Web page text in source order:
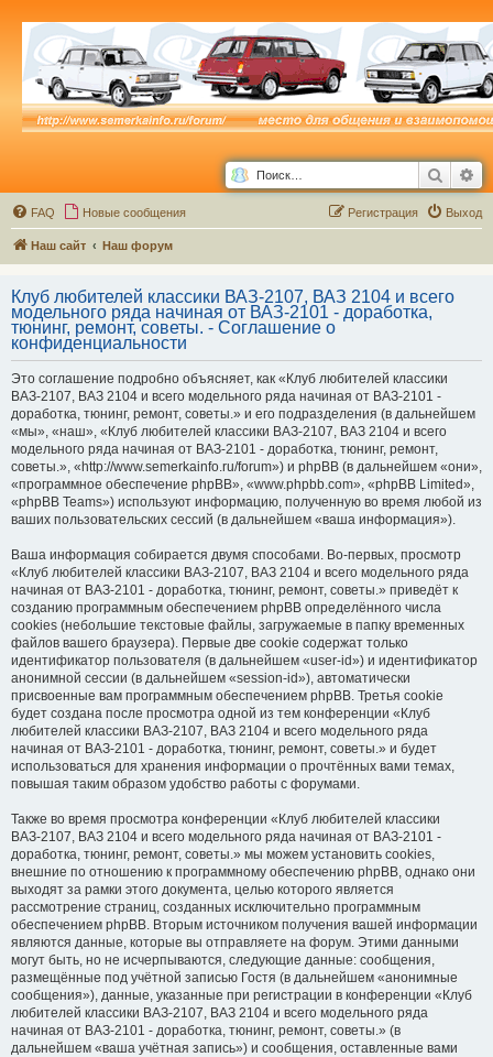
Поиск
FAQ Новые сообщения Выход
Регистрация
Наш сайт Наш форум
Клуб любителей классики ВАЗ-2107, ВАЗ 2104 и всего
модельного ряда начиная от ВАЗ-2101 - доработка,
тюнинг, ремонт, советы. - Соглашение о
конфиденциальности
Это соглашение подробно объясняет, как «Клуб любителей классики
ВАЗ-2107, ВАЗ 2104 и всего модельного ряда начиная от ВАЗ-2101 -
доработка, тюнинг, ремонт, советы.» и его подразделения (в дальнейшем
«мы», «наш», «Клуб любителей классики ВАЗ-2107, ВАЗ 2104 и всего
модельного ряда начиная от ВАЗ-2101 - доработка, тюнинг, ремонт,
советы.», «http://www.semerkainfo.ru/forum») и phpBB (в дальнейшем «они»,
«программное обеспечение phpBB», «www.phpbb.com», «phpBB Limited»,
«phpBB Teams») используют информацию, полученную во время любой из
ваших пользовательских сессий (в дальнейшем «ваша информация»).
Ваша информация собирается двумя способами. Во-первых, просмотр
«Клуб любителей классики ВАЗ-2107, ВАЗ 2104 и всего модельного ряда
начиная от ВАЗ-2101 - доработка, тюнинг, ремонт, советы.» приведёт к
созданию программным обеспечением phpBB определённого числа
cookies (небольшие текстовые файлы, загружаемые в папку временных
файлов вашего браузера). Первые две cookie содержат только
идентификатор пользователя (в дальнейшем «user-id») и идентификатор
анонимной сессии (в дальнейшем «session-id»), автоматически
присвоенные вам программным обеспечением phpBB. Третья cookie
будет создана после просмотра одной из тем конференции «Клуб
любителей классики ВАЗ-2107, ВАЗ 2104 и всего модельного ряда
начиная от ВАЗ-2101 - доработка, тюнинг, ремонт, советы.» и будет
использоваться для хранения информации о прочтённых вами темах,
повышая таким образом удобство работы с форумами.
Также во время просмотра конференции «Клуб любителей классики
ВАЗ-2107, ВАЗ 2104 и всего модельного ряда начиная от ВАЗ-2101 -
доработка, тюнинг, ремонт, советы.» мы можем установить cookies,
внешние по отношению к программному обеспечению phpBB, однако они
выходят за рамки этого документа, целью которого является
рассмотрение страниц, созданных исключительно программным
обеспечением phpBB. Вторым источником получения вашей информации
являются данные, которые вы отправляете на форум. Этими данными
могут быть, но не исчерпываются, следующие данные: сообщения,
размещённые под учётной записью Гостя (в дальнейшем «анонимные
сообщения»), данные, указанные при регистрации в конференции «Клуб
любителей классики ВАЗ-2107, ВАЗ 2104 и всего модельного ряда
начиная от ВАЗ-2101 - доработка, тюнинг, ремонт, советы.» (в
дальнейшем «ваша учётная запись») и сообщения, оставленные вами